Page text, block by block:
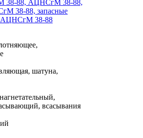
38-88, АЦНСгМ 38-88,
38-88, запасные
АЦНСгМ 38-88
шатуна,
всасывания